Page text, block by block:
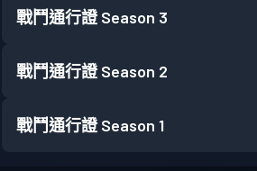
戰鬥通行證 Season 3
戰鬥通行證 Season 2
戰鬥通行證 Season 1